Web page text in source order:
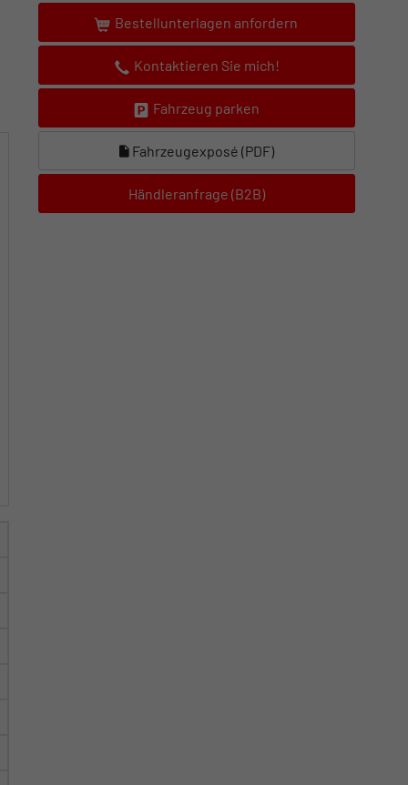
Bestellunterlagen anfordern
Kontaktieren Sie mich!
Fahrzeug parken
Fahrzeugexposé (PDF)
Händleranfrage (B2B)